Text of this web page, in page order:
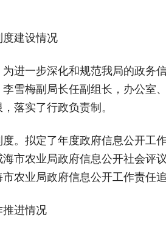
建设情况
一步深化和规范我局的政务
雪梅副局长任副组长，办公
落实了行政负责制。
拟定了年度政府信息公开工
市农业局政府信息公开社会
农业局政府信息公开工作责任追
进情况